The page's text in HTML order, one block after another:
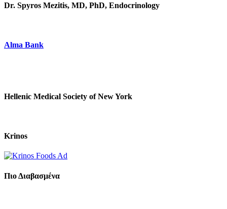
Dr. Spyros Mezitis, MD, PhD, Endocrinology
Alma Bank
Hellenic Medical Society of New York
Krinos
Πιο Διαβασμένα